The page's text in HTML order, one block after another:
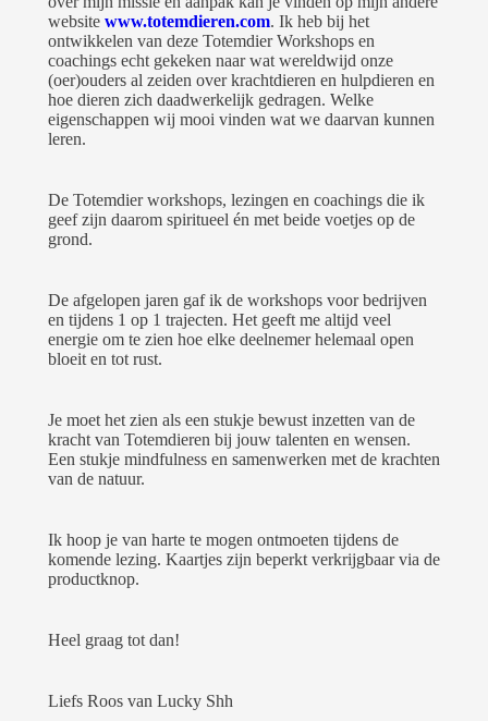
website www.totemdieren.com. Ik heb bij het
ontwikkelen van deze Totemdier Workshops en
coachings echt gekeken naar wat wereldwijd onze
(oer)ouders al zeiden over krachtdieren en hulpdieren en
hoe dieren zich daadwerkelijk gedragen. Welke
eigenschappen wij mooi vinden wat we daarvan kunnen
leren.
De Totemdier workshops, lezingen en coachings die ik
geef zijn daarom spiritueel én met beide voetjes op de
grond.
De afgelopen jaren gaf ik de workshops voor bedrijven
en tijdens 1 op 1 trajecten. Het geeft me altijd veel
energie om te zien hoe elke deelnemer helemaal open
bloeit en tot rust.
Je moet het zien als een stukje bewust inzetten van de
kracht van Totemdieren bij jouw talenten en wensen.
Een stukje mindfulness en samenwerken met de krachten
van de natuur.
Ik hoop je van harte te mogen ontmoeten tijdens de
komende lezing. Kaartjes zijn beperkt verkrijgbaar via de
productknop.
Heel graag tot dan!
Liefs Roos van Lucky Shh